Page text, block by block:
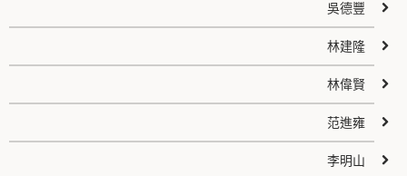
吳德豐
林建隆
林偉賢
范進雍
李明山